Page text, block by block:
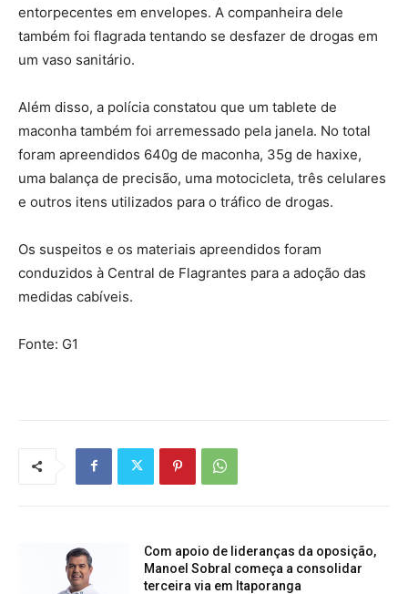
entorpecentes em envelopes. A companheira dele
também foi flagrada tentando se desfazer de drogas em
um vaso sanitário.
Além disso, a polícia constatou que um tablete de
maconha também foi arremessado pela janela. No total
foram apreendidos 640g de maconha, 35g de haxixe,
uma balança de precisão, uma motocicleta, três celulares
e outros itens utilizados para o tráfico de drogas.
Os suspeitos e os materiais apreendidos foram
conduzidos à Central de Flagrantes para a adoção das
medidas cabíveis.
Fonte: G1
Com apoio de lideranças da oposição,
Manoel Sobral começa a consolidar
terceira via em Itaporanga